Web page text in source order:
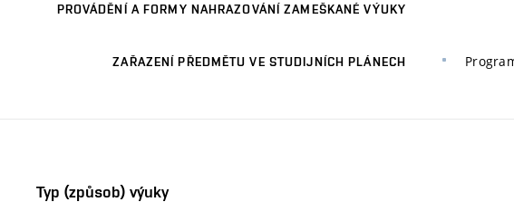
PROVÁDĚNÍ A FORMY NAHRAZOVÁNÍ ZAMEŠKANÉ VÝUKY
ZAŘAZENÍ PŘEDMĚTU VE STUDIJNÍCH PLÁNECH
Typ (způsob) výuky